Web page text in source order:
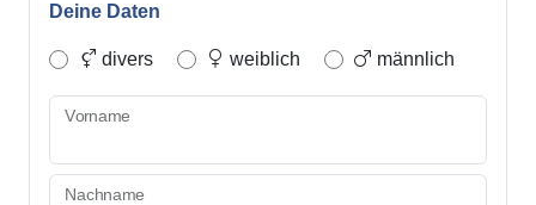
Deine Daten
divers weiblich männlich
Vorname
Nachname